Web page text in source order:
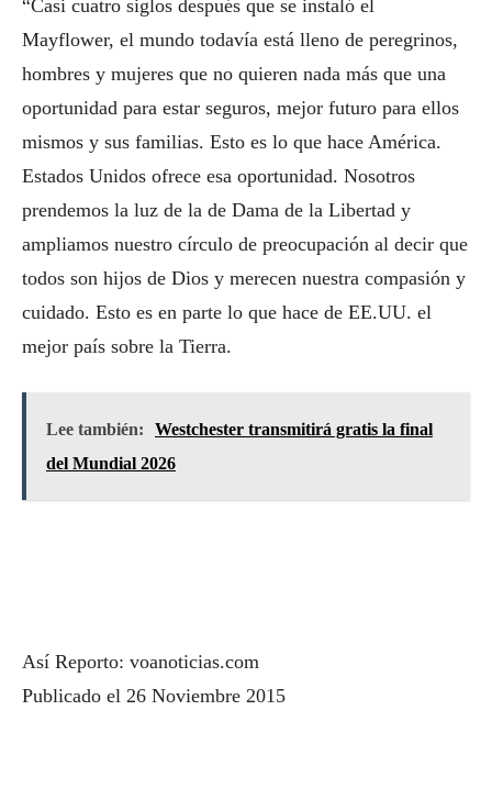
“Casi cuatro siglos después que se instaló el
Mayflower, el mundo todavía está lleno de peregrinos,
hombres y mujeres que no quieren nada más que una
oportunidad para estar seguros, mejor futuro para ellos
mismos y sus familias. Esto es lo que hace América.
Estados Unidos ofrece esa oportunidad. Nosotros
prendemos la luz de la de Dama de la Libertad y
ampliamos nuestro círculo de preocupación al decir que
todos son hijos de Dios y merecen nuestra compasión y
cuidado. Esto es en parte lo que hace de EE.UU. el
mejor país sobre la Tierra.
Lee también:
Westchester transmitirá gratis la final
del Mundial 2026
Así Reporto: voanoticias.com
Publicado el 26 Noviembre 2015